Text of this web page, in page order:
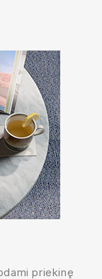
priekinę